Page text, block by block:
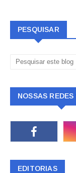
PESQUISAR
NOSSAS
EDITORIAS